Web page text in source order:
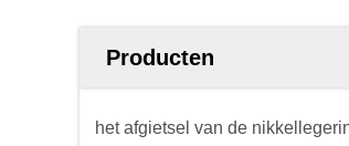
Producten
het afgietsel van de